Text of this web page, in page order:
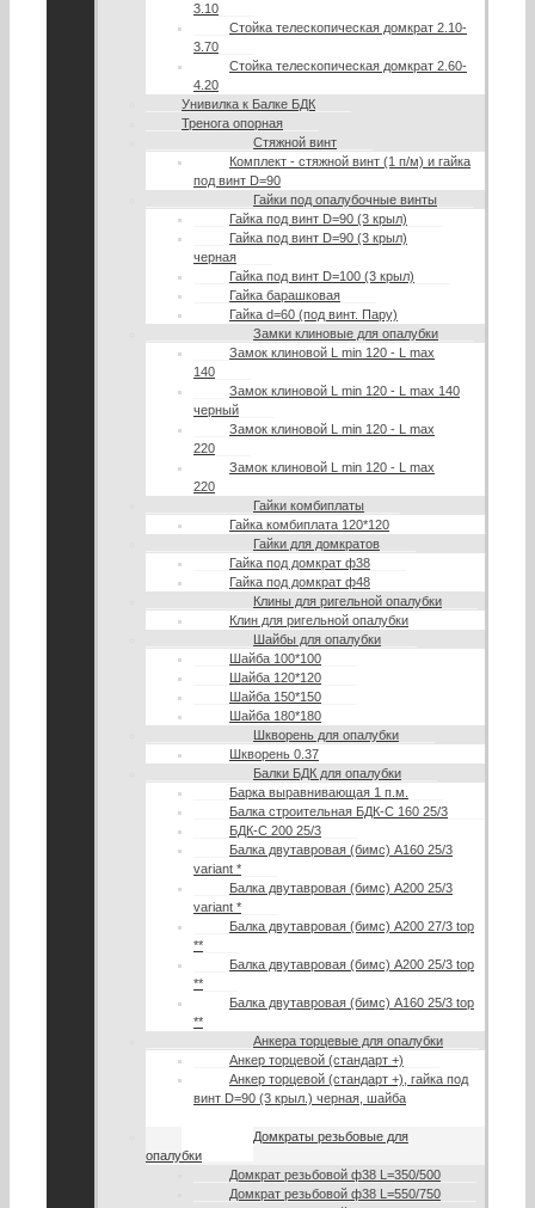
3.10
Стойка телескопическая домкрат 2.10-
3.70
Стойка телескопическая домкрат 2.60-
4.20
Унивилка к Балке БДК
Тренога опорная
Стяжной винт
Комплект - стяжной винт (1 п/м) и гайка
под винт D=90
Гайки под опалубочные винты
Гайка под винт D=90 (3 крыл)
Гайка под винт D=90 (3 крыл)
черная
Гайка под винт D=100 (3 крыл)
Гайка барашковая
Гайка d=60 (под винт. Пару)
Замки клиновые для опалубки
Замок клиновой L min 120 - L max
140
Замок клиновой L min 120 - L max 140
черный
Замок клиновой L min 120 - L max
220
Замок клиновой L min 120 - L max
220
Гайки комбиплаты
Гайка комбиплата 120*120
Гайки для домкратов
Гайка под домкрат ф38
Гайка под домкрат ф48
Клины для ригельной опалубки
Клин для ригельной опалубки
Шайбы для опалубки
Шайба 100*100
Шайба 120*120
Шайба 150*150
Шайба 180*180
Шкворень для опалубки
Шкворень 0.37
Балки БДК для опалубки
Барка выравнивающая 1 п.м.
Балка строительная БДК-С 160 25/3
БДК-С 200 25/3
Балка двутавровая (бимс) А160 25/3
variant *
Балка двутавровая (бимс) А200 25/3
variant *
Балка двутавровая (бимс) А200 27/3 top
**
Балка двутавровая (бимс) A200 25/3 top
**
Балка двутавровая (бимс) A160 25/3 top
**
Анкера торцевые для опалубки
Анкер торцевой (стандарт +)
Анкер торцевой (стандарт +), гайка под
винт D=90 (3 крыл.) черная, шайба
Домкраты резьбовые для
опалубки
Домкрат резьбовой ф38 L=350/500
Домкрат резьбовой ф38 L=550/750